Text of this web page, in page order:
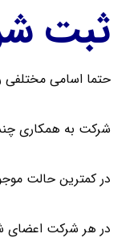
ثبت
حتما اسامی مختلفی
شرکت به همکاری چند نفر ( ۲ نفر به بالا ) برای انجام خدمات و شراکت در اموری که
در کمترین حالت موجود حداقل ۲ شریک جهت تاسیس یک
در هر شرکت اعضای